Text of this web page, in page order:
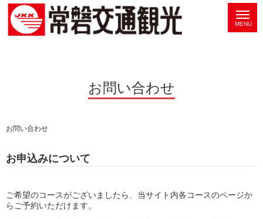
お問い合わせ
お問い合わせ
お申込みについて
ご希望のコースがございましたら、当サイト内各コースのページか
らご予約いただけます。